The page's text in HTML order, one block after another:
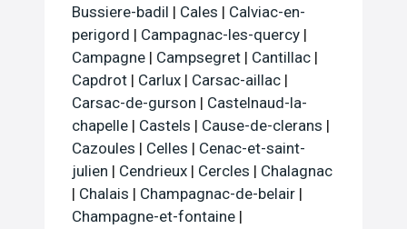
Bussiere-badil | Cales | Calviac-en-
perigord | Campagnac-les-quercy |
Campagne | Campsegret | Cantillac |
Capdrot | Carlux | Carsac-aillac |
Carsac-de-gurson | Castelnaud-la-
chapelle | Castels | Cause-de-clerans |
Cazoules | Celles | Cenac-et-saint-
julien | Cendrieux | Cercles | Chalagnac
| Chalais | Champagnac-de-belair |
Champagne-et-fontaine |